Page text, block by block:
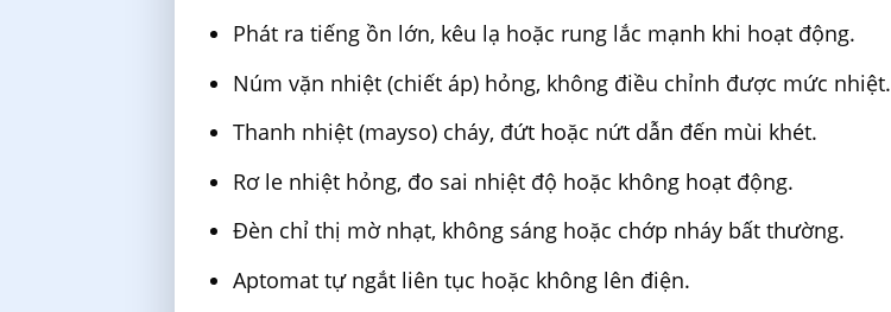
Phát ra tiếng ồn lớn, kêu lạ hoặc rung lắc mạnh khi hoạt động.
Núm vặn nhiệt (chiết áp) hỏng, không điều chỉnh được mức nhiệt.
Thanh nhiệt (mayso) cháy, đứt hoặc nứt dẫn đến mùi khét.
Rơ le nhiệt hỏng, đo sai nhiệt độ hoặc không hoạt động.
Đèn chỉ thị mờ nhạt, không sáng hoặc chớp nháy bất thường.
Aptomat tự ngắt liên tục hoặc không lên điện.